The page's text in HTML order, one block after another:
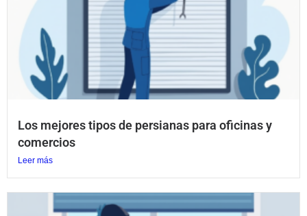
Los mejores tipos de persianas para oficinas y
comercios
Leer más